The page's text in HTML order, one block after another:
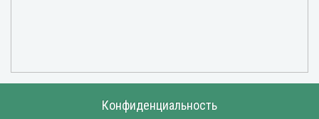
Конфиденциальность